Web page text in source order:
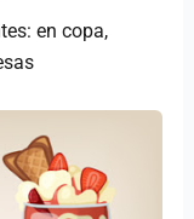
en copa,